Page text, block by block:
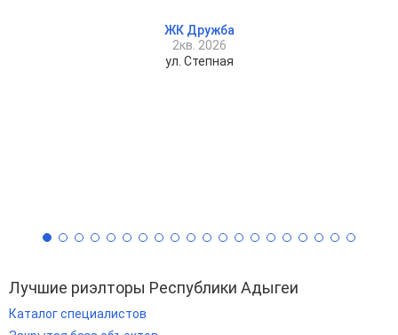
ЖК Дружба
2кв. 2026
ул. Степная
Лучшие риэлторы Республики Адыгеи
Каталог специалистов